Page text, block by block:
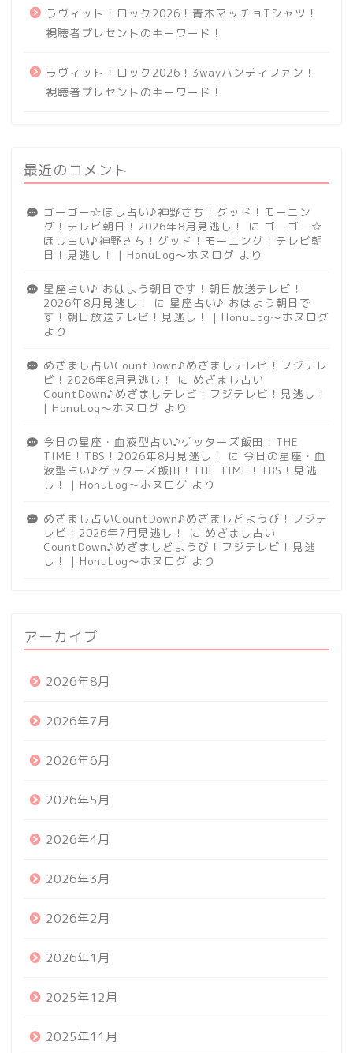
ラヴィット！ロック2026！青木マッチョTシャツ！
視聴者プレセントのキーワード！
ラヴィット！ロック2026！3wayハンディファン！
視聴者プレセントのキーワード！
最近のコメント
ゴーゴー☆ほし占い♪神野さち！グッド！モーニン
グ！テレビ朝日！2026年8月見逃し！
に ゴーゴー☆
ほし占い♪神野さち！グッド！モーニング！テレビ朝
日！見逃し！ | HonuLog～ホヌログ より
星座占い♪ おはよう朝日です！朝日放送テレビ！
2026年8月見逃し！
に 星座占い♪ おはよう朝日で
す！朝日放送テレビ！見逃し！ | HonuLog～ホヌログ
より
めざまし占いCountDown♪めざましテレビ！フジテレ
ビ！2026年8月見逃し！
に めざまし占い
CountDown♪めざましテレビ！フジテレビ！見逃し！
| HonuLog～ホヌログ より
今日の星座・血液型占い♪ゲッターズ飯田！THE
TIME！TBS！2026年8月見逃し！
に 今日の星座・血
液型占い♪ゲッターズ飯田！THE TIME！TBS！見逃
し！ | HonuLog～ホヌログ より
めざまし占いCountDown♪めざましどようび！フジテ
レビ！2026年7月見逃し！
に めざまし占い
CountDown♪めざましどようび！フジテレビ！見逃
し！ | HonuLog～ホヌログ より
アーカイブ
2026年8月
2026年7月
2026年6月
2026年5月
2026年4月
2026年3月
2026年2月
2026年1月
2025年12月
2025年11月